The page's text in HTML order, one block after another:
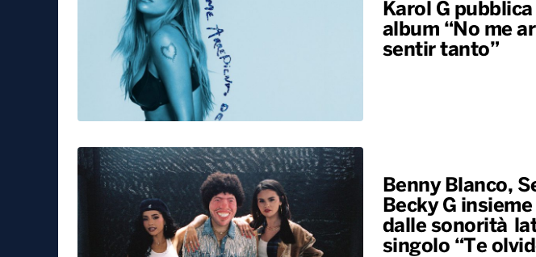
Karol G
album “No me
sentir tanto”
Benny Blanco,
Becky G
dalle sonorità
singolo “Te